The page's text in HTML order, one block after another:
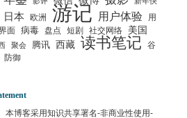
日本 欧洲 游记 用户体验
用
面
病毒 盘点 短剧 社交网络 美国
聚会 腾讯 西藏 读书笔记
谷
防御
本博客采用知识共享署名-非商业性使用-